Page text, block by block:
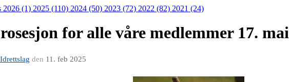
2026 (1) 2025 (110) 2024 (50) 2023 (72) 2022 (82) 2021 (24)
for alle våre medlemmer 17. mai
den 11. feb 2025